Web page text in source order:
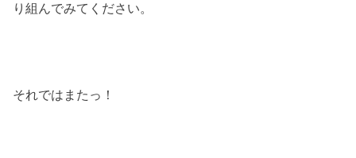
り組んでみてください。
それではまたっ！